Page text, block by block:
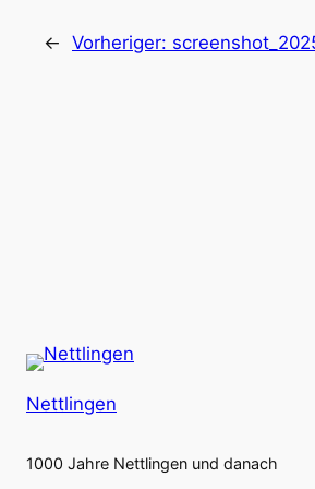
← Vorheriger:
Nettlingen
1000 Jahre Nettlingen und danach